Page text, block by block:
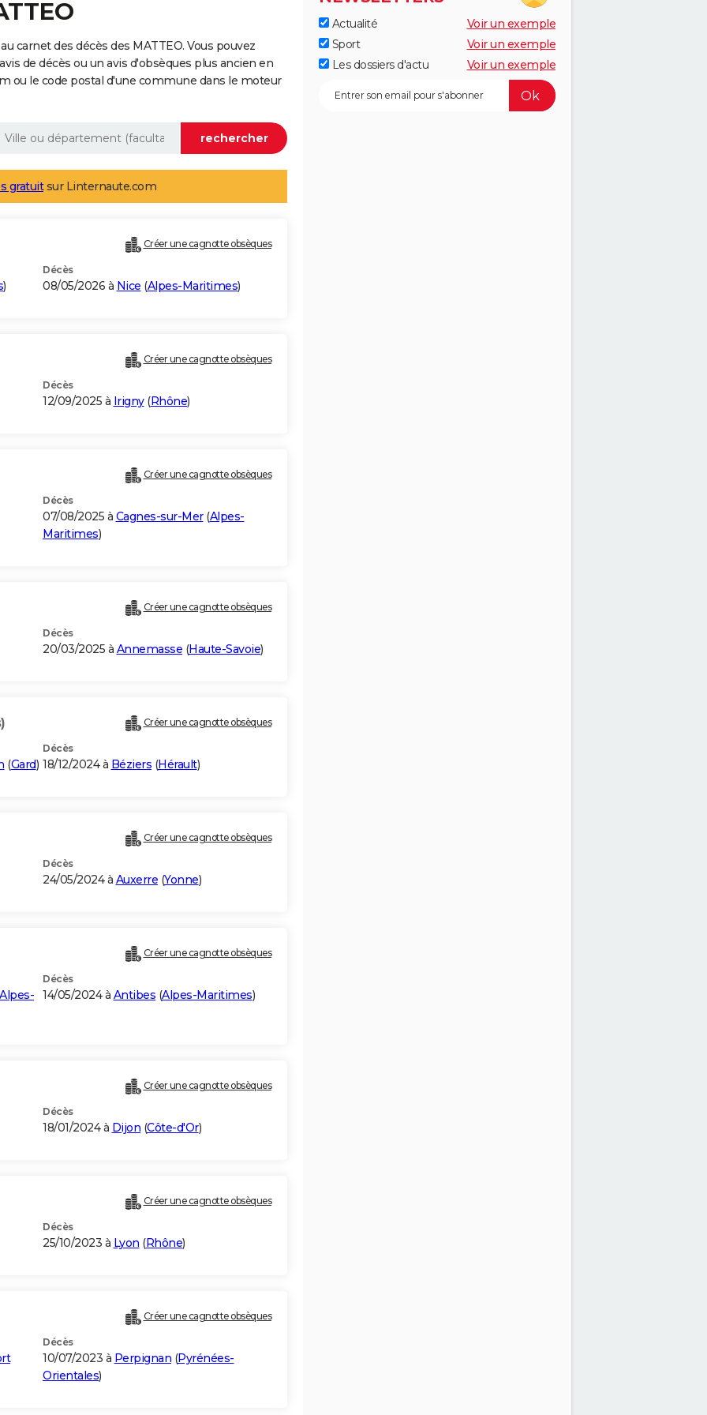
carnet des décès des MATTEO. Vous pouvez
de décès ou un avis d'obsèques plus ancien en
ou le code postal d'une commune dans le moteur
gratuitsur Linternaute.com
Créer une cagnotte obsèques
)
Décès
08/05/2026 à Nice (Alpes-Maritimes)
Créer une cagnotte obsèques
Décès
12/09/2025 à Irigny(Rhône)
Créer une cagnotte obsèques
Décès
07/08/2025 à Cagnes-sur-Mer(Alpes-
Maritimes)
Créer une cagnotte obsèques
Décès
20/03/2025 à Annemasse (Haute-Savoie)
Créer une cagnotte obsèques
(Gard)
Décès
18/12/2024 à Béziers (Hérault)
Créer une cagnotte obsèques
Décès
24/05/2024 à Auxerre (Yonne)
Créer une cagnotte obsèques
Alpes-
Décès
14/05/2024 à Antibes (Alpes-Maritimes)
Créer une cagnotte obsèques
Décès
18/01/2024 à Dijon (Côte-d'Or)
Créer une cagnotte obsèques
Décès
25/10/2023 à Lyon (Rhône)
Créer une cagnotte obsèques
Décès
10/07/2023 à Perpignan (Pyrénées-
Orientales)
Actualité
Voir un exemple
Sport
Voir un exemple
Les dossiers d'actu
Voir un exemple